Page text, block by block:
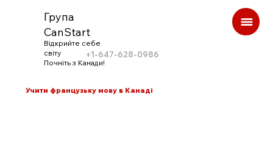
Група
CanStart
Відкрийте себе
світу
Почніть з Канади!
+1-647-628-0986
Учити французьку мову в Канаді